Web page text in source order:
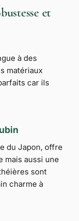
et
à des
matériaux
car ils
du Japon, offre
mais aussi une
sont
charme à